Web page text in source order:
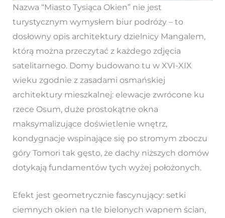
Nazwa “Miasto Tysiąca Okien” nie jest
turystycznym wymysłem biur podróży – to
dosłowny opis architektury dzielnicy Mangalem,
którą można przeczytać z każdego zdjęcia
satelitarnego. Domy budowano tu w XVI-XIX
wieku zgodnie z zasadami osmańskiej
architektury mieszkalnej: elewacje zwrócone ku
rzece Osum, duże prostokątne okna
maksymalizujące doświetlenie wnętrz,
kondygnacje wspinające się po stromym zboczu
góry Tomori tak gęsto, że dachy niższych domów
dotykają fundamentów tych wyżej położonych.
Efekt jest geometrycznie fascynujący: setki
ciemnych okien na tle bielonych wapnem ścian,